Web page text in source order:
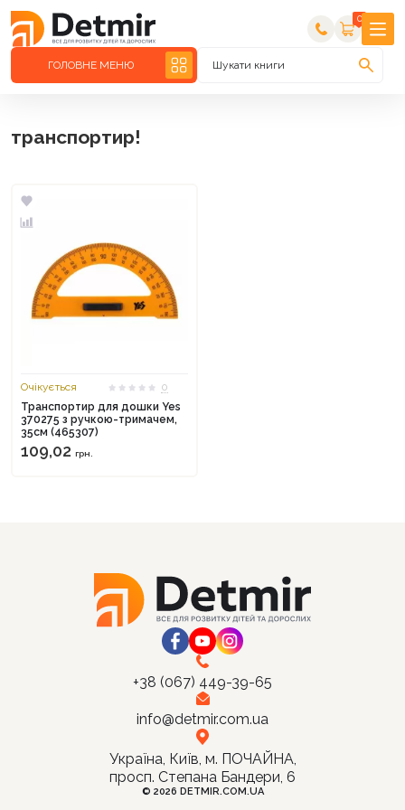
0
ГОЛОВНЕ МЕНЮ Шукати книги
транспортир!
Очікується
0
Транспортир для дошки Yes
370275 з ручкою-тримачем,
35см (465307)
109,02 грн.
+38 (067) 449-39-65
info@detmir.com.ua
Україна, Київ, м. ПОЧАЙНА,
просп. Степана Бандери, 6
© 2026 DETMIR.COM.UA